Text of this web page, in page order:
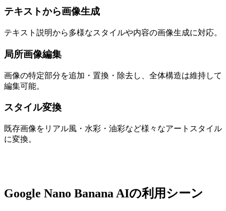
テキストから画像生成
テキスト説明から多様なスタイルや内容の画像生成に対応。
局所画像編集
画像の特定部分を追加・置換・除去し、全体構造は維持して
編集可能。
スタイル変換
既存画像をリアル風・水彩・油彩など様々なアートスタイル
に変換。
Google Nano Banana AIの利用シーン